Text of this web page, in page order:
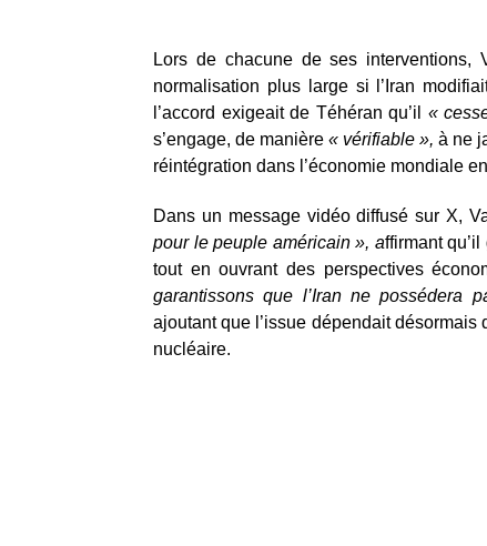
Lors de chacune de ses interventions,
normalisation plus large si l’Iran
l’accord exigeait de Téhéran qu’il «
s’engage, de manière « vérifiable », à ne
réintégration dans l’économie mondiale
Dans un message vidéo diffusé sur X,
pour le peuple américain », affirmant
tout en ouvrant des perspectives
garantissons que l’Iran ne possédera
ajoutant que l’issue dépendait
nucléaire.